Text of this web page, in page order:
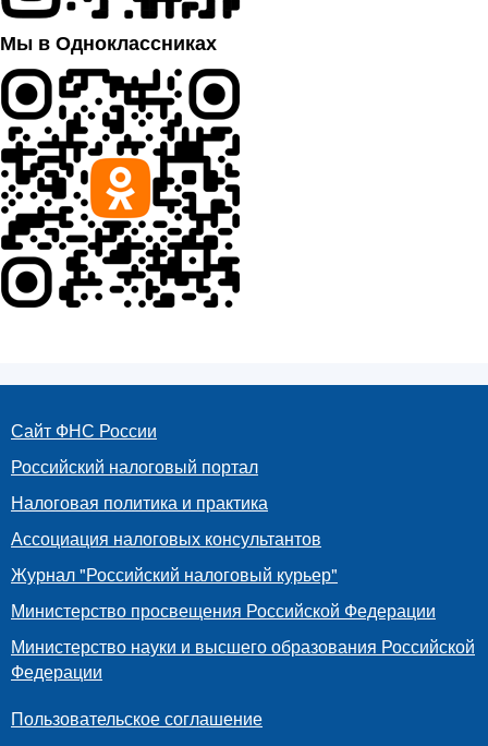
Мы в Одноклассниках
Сайт ФНС России
Российский налоговый портал
Налоговая политика и практика
Ассоциация налоговых консультантов
Журнал "Российский налоговый курьер"
Министерство просвещения Российской Федерации
Министерство науки и высшего образования Российской
Федерации
Пользовательское соглашение